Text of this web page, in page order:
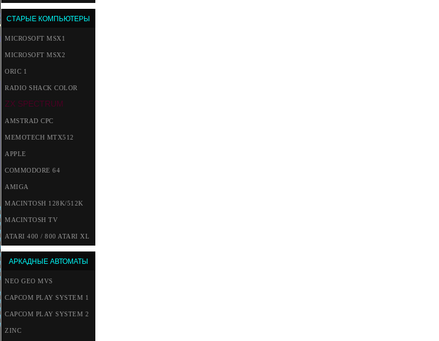
СТАРЫЕ КОМПЬЮТЕРЫ
MICROSOFT MSX1
MICROSOFT MSX2
ORIC 1
RADIO SHACK COLOR
ZX SPECTRUM
AMSTRAD CPC
MEMOTECH MTX512
APPLE
COMMODORE 64
AMIGA
MACINTOSH 128K/512K
MACINTOSH TV
ATARI 400 / 800 ATARI XL
АРКАДНЫЕ АВТОМАТЫ
NEO GEO MVS
CAPCOM PLAY SYSTEM 1
CAPCOM PLAY SYSTEM 2
ZINC